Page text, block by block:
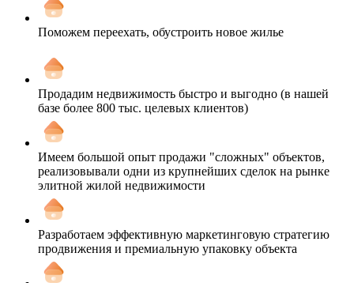
Поможем переехать, обустроить новое жилье
Продадим недвижимость быстро и выгодно (в нашей
базе более 800 тыс. целевых клиентов)
Имеем большой опыт продажи "сложных" объектов,
реализовывали одни из крупнейших сделок на рынке
элитной жилой недвижимости
Разработаем эффективную маркетинговую стратегию
продвижения и премиальную упаковку объекта